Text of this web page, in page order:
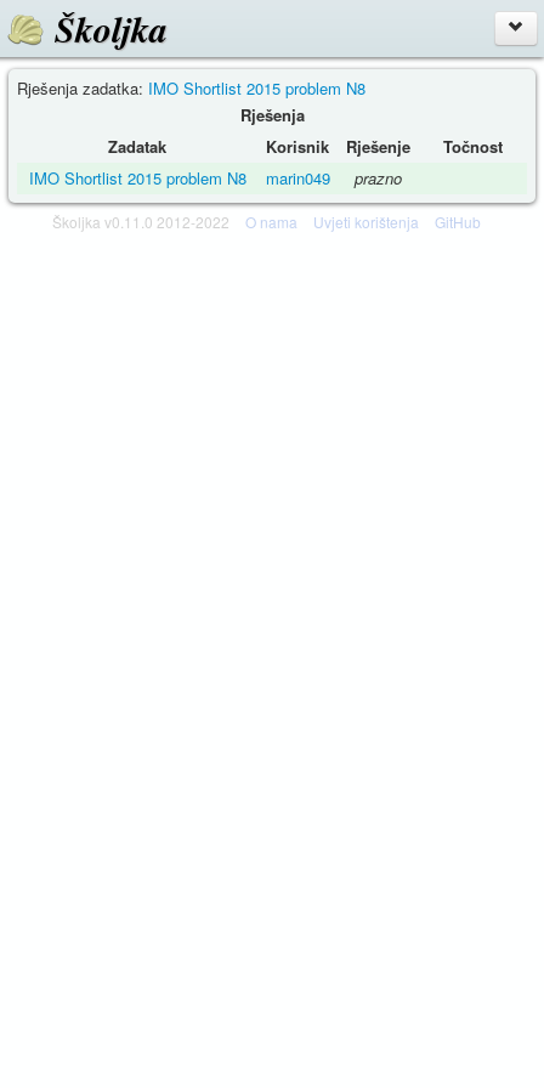
Školjka
Rješenja zadatka: IMO Shortlist 2015 problem N8
Rješenja
Zadatak
Korisnik Rješenje
Točnost
IMO Shortlist 2015 problem N8
marin049 prazno
Školjka v0.11.0 2012-2022 O nama Uvjeti korištenja GitHub